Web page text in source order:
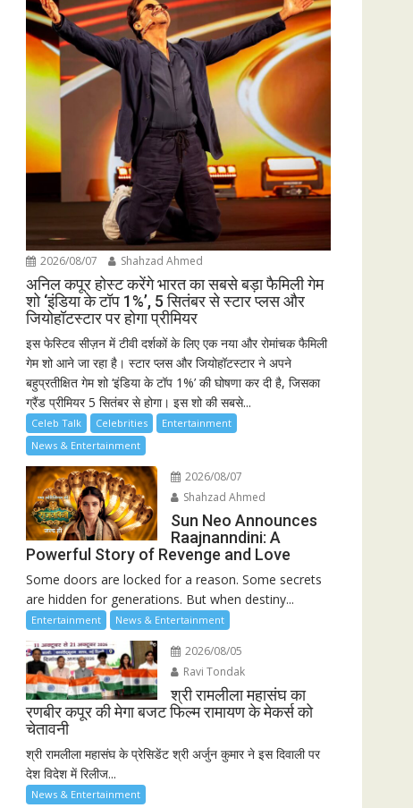
2026/08/07 Shahzad Ahmed
अनिल कपूर होस्ट करेंगे भारत का सबसे बड़ा फैमिली गेम
शो ‘इंडिया के टॉप 1%’, 5 सितंबर से स्टार प्लस और
जियोहॉटस्टार पर होगा प्रीमियर
इस फेस्टिव सीज़न में टीवी दर्शकों के लिए एक नया और रोमांचक फैमिली
गेम शो आने जा रहा है। स्टार प्लस और जियोहॉटस्टार ने अपने
बहुप्रतीक्षित गेम शो ‘इंडिया के टॉप 1%’ की घोषणा कर दी है, जिसका
ग्रैंड प्रीमियर 5 सितंबर से होगा। इस शो की सबसे...
Celeb Talk Celebrities
Entertainment
News & Entertainment
2026/08/07
Shahzad Ahmed
Sun Neo Announces
Raajnanndini: A
Powerful Story of Revenge and Love
Some doors are locked for a reason. Some secrets
are hidden for generations. But when destiny...
Entertainment News & Entertainment
2026/08/05
Ravi Tondak
श्री रामलीला महासंघ का
रणबीर कपूर की मेगा बजट फिल्म रामायण के मेकर्स को
चेतावनी
श्री रामलीला महासंघ के प्रेसिडेंट श्री अर्जुन कुमार ने इस दिवाली पर
देश विदेश में रिलीज...
News & Entertainment